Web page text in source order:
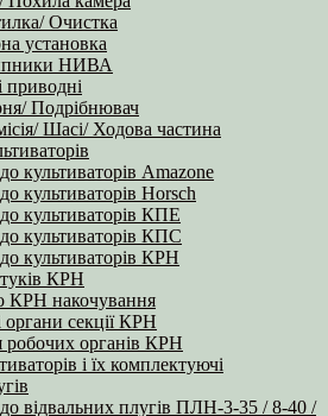
Очистка
установка
НИВА
приводні
Подрібнювач
Шасі/ Ходова частина
культиваторів Amazone
культиваторів Horsch
культиваторів КПЕ
культиваторів КПС
культиваторів КРН
КРН
КРН накочування
органи секції КРН
робочих органів КРН
і їх комплектуючі
відвальних плугів ПЛН-3-35 / 8-40 /